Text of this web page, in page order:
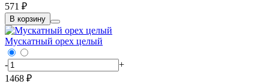
571 ₽
В корзину
Мускатный орех целый
-
+
1468 ₽